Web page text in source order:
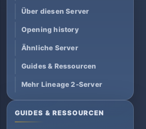
Über diesen Server
Opening history
Ähnliche Server
Guides & Ressourcen
Mehr Lineage 2-Server
GUIDES & RESSOURCEN